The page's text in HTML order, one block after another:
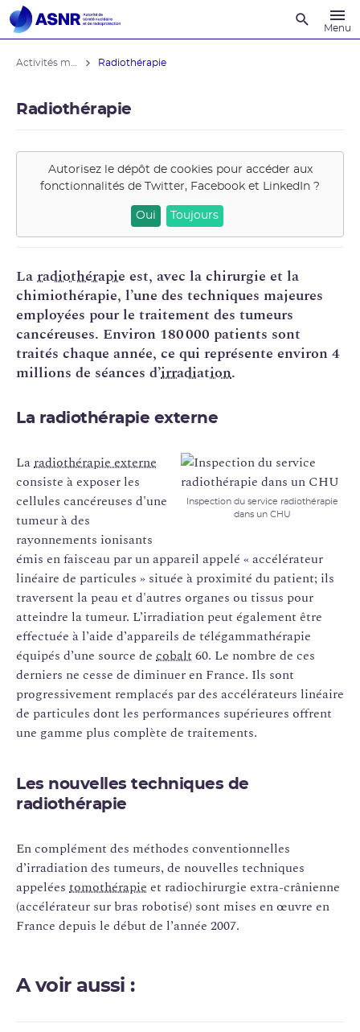
Menu
Radiothérapie
Radiothérapie
Autorisez le dépôt de cookies pour accéder aux
fonctionnalités de Twitter, Facebook et LinkedIn ?
Oui Toujours
Laradiothérapie est, avec la chirurgie et la
chimiothérapie, l’une des techniques majeures
employées pour le traitement des tumeurs
cancéreuses. Environ 180 000 patients sont
traités chaque année, ce qui représente environ 4
millions de séances d’irradiation.
La radiothérapie externe
Inspection du service radiothérapie
dans un CHU
Laradiothérapie externe
consiste à exposer les
cellules cancéreuses d'une
tumeur à des
rayonnements ionisants
émis en faisceau par un appareil appelé « accélérateur
linéaire de particules » située à proximité du patient; ils
traversent la peau et d'autres organes ou tissus pour
atteindre la tumeur. L’irradiation peut également être
effectuée à l’aide d’appareils de télégammathérapie
équipés d’une source de cobalt 60. Le nombre de ces
derniers ne cesse de diminuer en France. Ils sont
progressivement remplacés par des accélérateurs linéaire
de particules dont les performances supérieures offrent
une gamme plus complète de traitements.
Les nouvelles techniques de
radiothérapie
En complément des méthodes conventionnelles
d’irradiation des tumeurs, de nouvelles techniques
appelées tomothérapie et radiochirurgie extra-crânienne
(accélérateur sur bras robotisé) sont mises en œuvre en
France depuis le début de l’année 2007.
A voir aussi :